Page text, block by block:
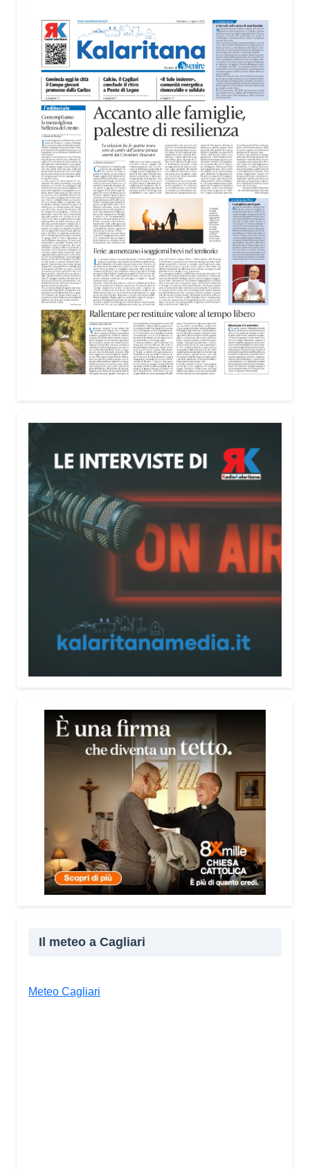
con disabilità nelle attività dell’OAMI al supporto nei
centri di accoglienza per migranti, dove
contribuiscono anche alla cura degli spazi comuni.
«Prendersi cura degli ambienti significa favorire
accoglienza e dignità», racconta Alessandro
Adimari.
Tra i partecipanti anche i seminaristi, impegnati
accanto agli anziani della casa di riposo Cristo Re.
«Un’esperienza di crescita umana e spirituale che
rafforza la vocazione al servizio», sottolinea
Cristiano Pani.
Il programma dedica spazio anche ai temi della
pace e della cooperazione nel Mediterraneo. Oggi
pomeriggio, alla Mediateca del Mediterraneo
(MEM), l’incontro con l’arcivescovo monsignor
Giuseppe Baturi ha approfondito il ruolo dei giovani
nella costruzione di ponti tra culture e popoli, con
un confronto inserito nel percorso “Cagliari Città
della Pace e del Mediterraneo”, progetto che
promuove il dialogo e la collaborazione tra le
libanese del Consiglio dei Giovani del
Mediterraneo della CEI: «Il campo è molto più di
un’esperienza di volontariato: è un’opportunità per
costruire relazioni attraverso il servizio, linguaggio
universale capace di unire persone diverse».
Condividi:
X WhatsApp
E-mail Stampa
Il meteo a Cagliari
Meteo Cagliari